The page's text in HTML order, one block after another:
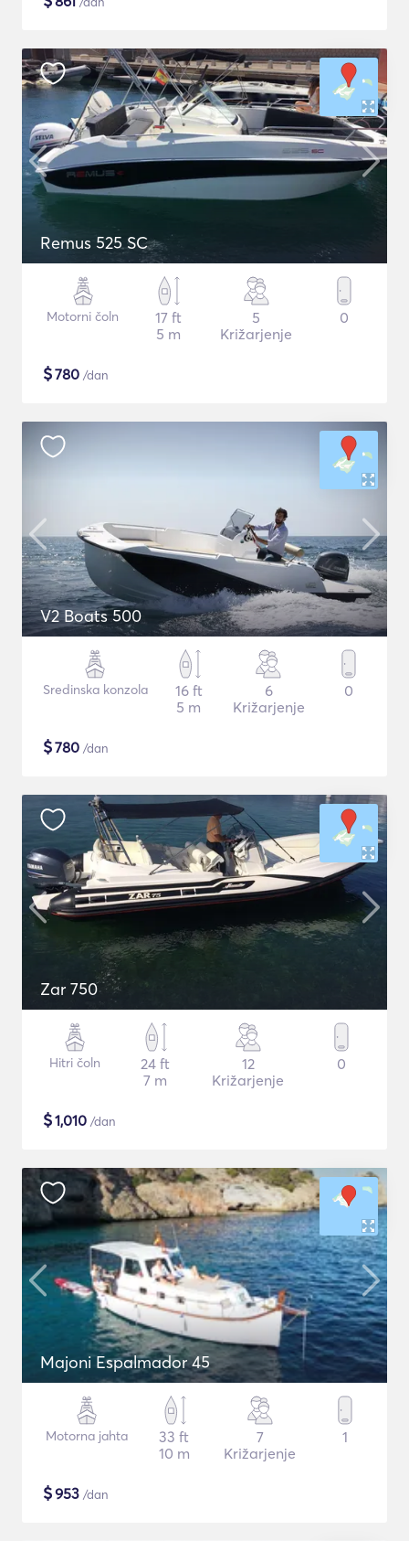
Remus 525 SC
Motorni čoln
17 ft
5 m
5
Križarjenje
0
$780 /dan
V2 Boats 500
Sredinska konzola
16 ft
5 m
6
Križarjenje
0
$780 /dan
Zar 750
Hitri čoln
24 ft
7 m
12
Križarjenje
0
$1,010 /dan
Majoni Espalmador 45
Motorna jahta
33 ft
10 m
7
Križarjenje
1
$953 /dan